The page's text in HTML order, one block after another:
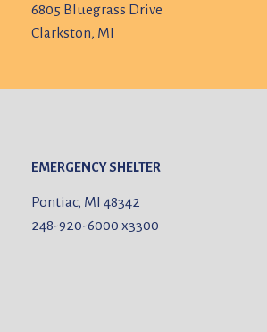
6805 Bluegrass Drive
Clarkston, MI
EMERGENCY SHELTER
Pontiac, MI 48342
248-920-6000x3300